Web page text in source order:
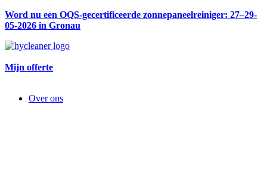
Word nu een OQS-gecertificeerde zonnepaneelreiniger: 27–29-
05-2026 in Gronau
Mijn offerte
Over ons